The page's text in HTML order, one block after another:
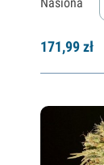
171,99zł